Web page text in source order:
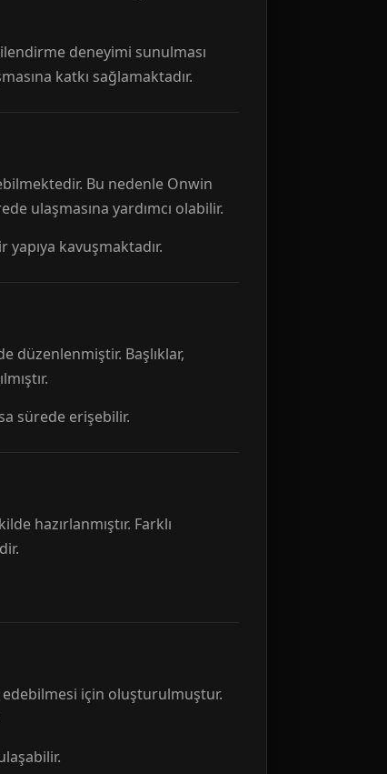
deneyimi sunulması
katkı sağlamaktadır.
Bu nedenle Onwin
ulaşmasına yardımcı olabilir.
kavuşmaktadır.
düzenlenmiştir. Başlıklar,
sürede erişebilir.
hazırlanmıştır. Farklı
edebilmesi için oluşturulmuştur.